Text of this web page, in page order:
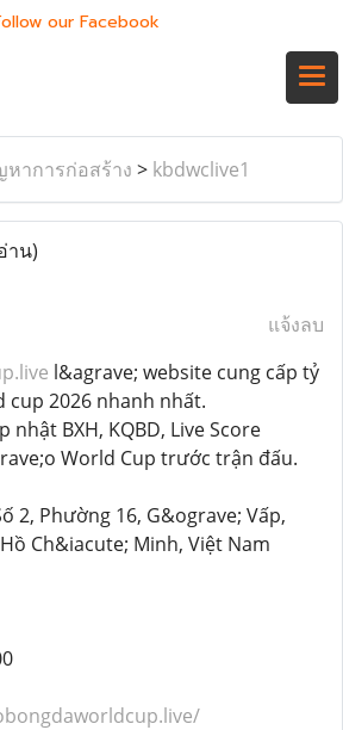
our Facebook
าการก่อสร้าง > kbdwclive1
าน)
แจ้งลบ
l&agrave; website cung cấp tỷ
cup 2026 nhanh nhất.
nhật BXH, KQBD, Live Score
World Cup trước trận đấu.
2, Phường 16, G&ograve; Vấp,
Ch&iacute; Minh, Việt Nam